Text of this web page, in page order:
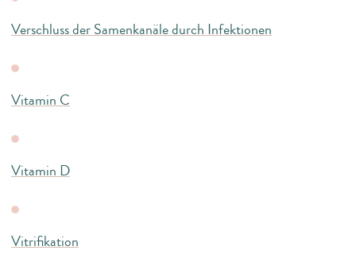
Verschluss der Samenkanäle durch Infektionen
Vitamin C
Vitamin D
Vitrifikation